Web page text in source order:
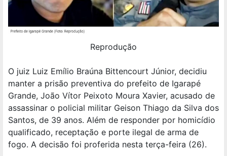
Reprodução
O juiz Luiz Emílio Braúna Bittencourt Júnior, decidiu
manter a prisão preventiva do prefeito de Igarapé
Grande, João Vítor Peixoto Moura Xavier, acusado de
assassinar o policial militar Geison Thiago da Silva dos
Santos, de 39 anos. Além de responder por homicídio
qualificado, receptação e porte ilegal de arma de
fogo. A decisão foi proferida nesta terça-feira (26).